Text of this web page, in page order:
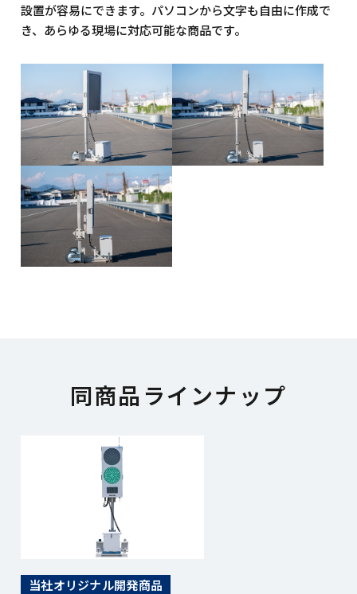
設置が容易にできます。パソコンから文字も自由に作成で
き、あらゆる現場に対応可能な商品です。
同商品ラインナップ
当社オリジナル開発商品